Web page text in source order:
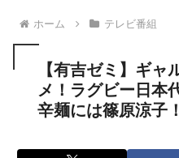
ホーム テレビ番組
【有吉ゼミ】ギャ
メ！ラグビー日本
辛麺には篠原涼子！